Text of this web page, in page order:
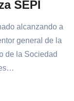
SEPI
alcanzando a
general de la
de la Sociedad